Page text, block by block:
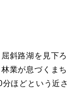
斜路湖を見下ろ
業が息づくまち
ほどという近さ